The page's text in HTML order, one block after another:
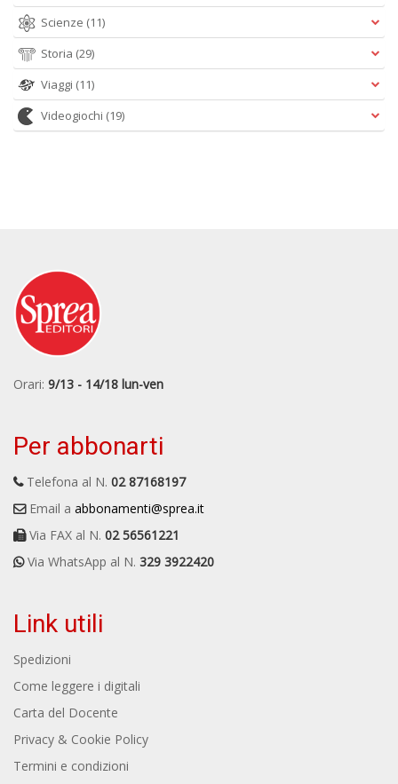
Scienze (11)
Storia (29)
Viaggi (11)
Videogiochi (19)
Orari: 9/13 - 14/18 lun-ven
Per abbonarti
Telefona al N. 02 87168197
Email a abbonamenti@sprea.it
Via FAX al N. 02 56561221
Via WhatsApp al N. 329 3922420
Link utili
Spedizioni
Come leggere i digitali
Carta del Docente
Privacy & Cookie Policy
Termini e condizioni